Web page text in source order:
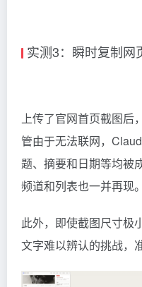
实测3：瞬时复制网
上传了官网首页截图后
管由于无法联网，
题、摘要和日期等均被
频道和列表也一并再现。
此外，即使截图尺寸极
文字难以辨认的挑战，